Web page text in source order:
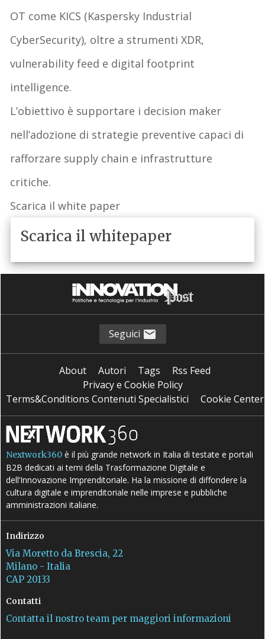
OT come KICS (Kaspersky Industrial
CyberSecurity), oltre a strumenti XDR,
vulnerability feed e digital footprint
intelligence.
L’obiettivo è supportare i decision maker
nell’adozione di strategie preventive capaci di
rafforzare supply chain e infrastrutture
critiche.
Scarica il white paper
Scarica il whitepaper
Seguici
About Autori Tags
Rss Feed
Privacy e Cookie Policy
Terms&Conditions Contenuti Specialistici
Cookie Center
Nextwork360 è il più grande network in Italia di testate e portali
B2B dedicati ai temi della Trasformazione Digitale e
dell’Innovazione Imprenditoriale. Ha la missione di diffondere la
cultura digitale e imprenditoriale nelle imprese e pubbliche
amministrazioni italiane.
Indirizzo
Via Moretto da Brescia, 22
Milano - Italia
CAP 20133
Contatti
Contatta il nostro team per maggiori informazioni